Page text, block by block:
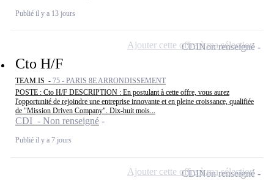
Publié il y a 13 jours
Cto H/F
TEAM.IS - 75 - PARIS 8E ARRONDISSEMENT
POSTE : Cto H/F DESCRIPTION : En postulant à cette offre, vous aurez
l'opportunité de rejoindre une entreprise innovante et en pleine croissance, qualifiée
de "Mission Driven Company". Dix-huit mois...
CDI - Non renseigné
Publié il y a 7 jours
CDINon renseigné
Ajouter cette offre à ma sélection
CDINon renseigné
Ajouter cette offre à ma sélection